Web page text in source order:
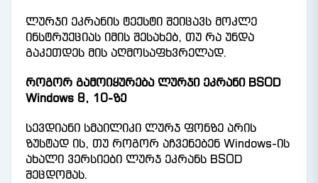
ლურჯი ეკრანის ტექსტი შეიცავს მოკლე
ინსტრუქციას იმის შესახებ, თუ რა უნდა
გაკეთდეს მის აღმოსაფხვრელად.
როგორ გამოიყურება ლურჯი ეკრანი BSOD
Windows 8, 10-ზე
სევდიანი სმაილიკი ლურჯ ფონზე არის
ზუსტად ის, თუ როგორ აჩვენებენ Windows-ის
ახალი ვერსიები ლურჯ ეკრანს BSOD
შეცდომას.